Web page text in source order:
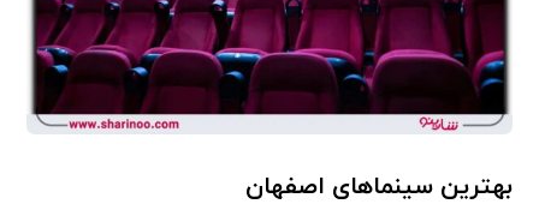
بهترین سینماهای اصفهان